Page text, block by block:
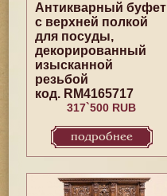
Антикварный буфет
с верхней полкой
для посуды,
декорированный
изысканной
резьбой
код. RM4165717
317`500 RUB
подробнее